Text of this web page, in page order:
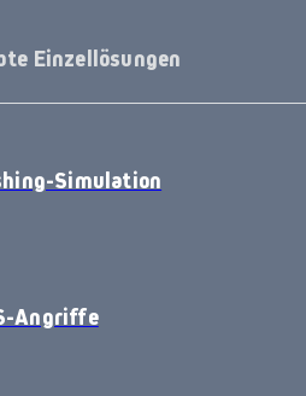
Einzellösungen
Simulation
Angriffe